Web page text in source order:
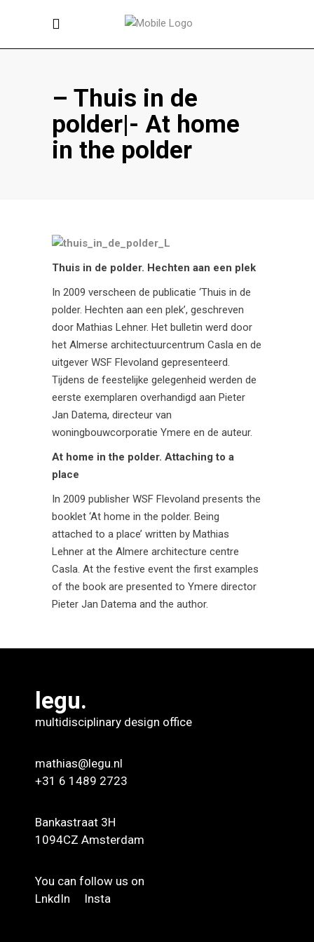
– Thuis in de
polder|- At home
in the polder
Thuis in de polder. Hechten aan een plek
In 2009 verscheen de publicatie ‘Thuis in de
polder. Hechten aan een plek’, geschreven
door Mathias Lehner. Het bulletin werd door
het Almerse architectuurcentrum Casla en de
uitgever WSF Flevoland gepresenteerd.
Tijdens de feestelijke gelegenheid werden de
eerste exemplaren overhandigd aan Pieter
Jan Datema, directeur van
woningbouwcorporatie Ymere en de auteur.
At home in the polder. Attaching to a
place
In 2009 publisher WSF Flevoland presents the
booklet ‘At home in the polder. Being
attached to a place’ written by Mathias
Lehner at the Almere architecture centre
Casla. At the festive event the first examples
of the book are presented to Ymere director
Pieter Jan Datema and the author.
legu.
multidisciplinary design office
mathias@legu.nl
+31 6 1489 2723
Bankastraat 3H
1094CZ Amsterdam
You can follow us on
LnkdIn
Insta